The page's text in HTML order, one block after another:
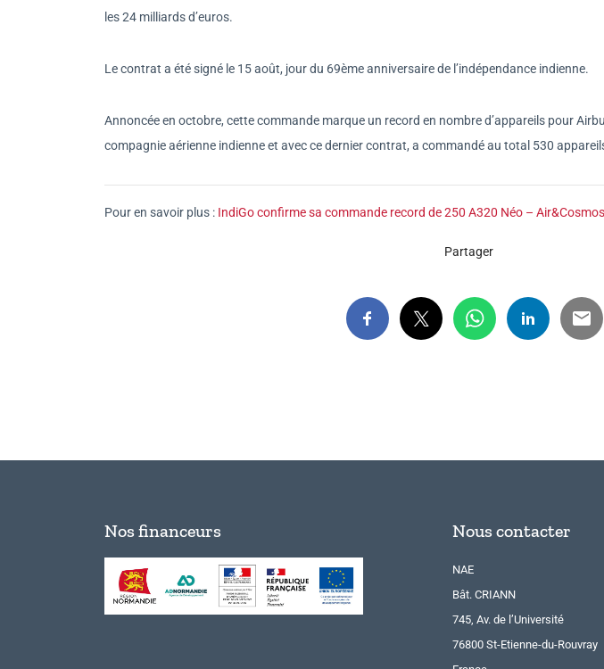
les 24 milliards d’euros.
Le contrat a été signé le 15 août, jour du 69ème anniversaire de l’indépendance indienne.
Annoncée en octobre, cette commande marque un record en nombre d’appareils pour
compagnie aérienne indienne et avec ce dernier contrat, a commandé au total 530
Pour en savoir plus : IndiGo confirme sa commande record de 250 A320 Néo – Air&Cosmos
Partager
Nos financeurs Nous contacter
NAE
Bât. CRIANN
745, Av. de l’Université
76800 St-Etienne-du-Rouvray